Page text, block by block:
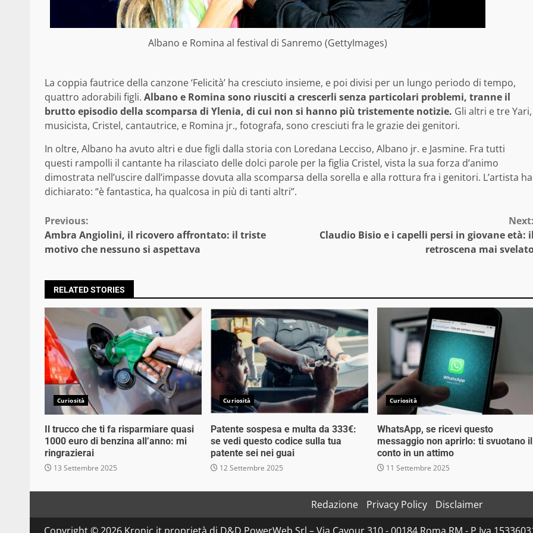
Albano e Romina al festival di Sanremo (GettyImages)
La coppia fautrice della canzone ‘Felicità’ ha cresciuto insieme, e poi divisi per un lungo periodo di tempo,
quattro adorabili figli. Albano e Romina sono riusciti a crescerli senza particolari problemi, tranne il
brutto episodio della scomparsa di Ylenia, di cui non si hanno più tristemente notizie. Gli altri e tre Yari,
musicista, Cristel, cantautrice, e Romina jr., fotografa, sono cresciuti fra le grazie dei genitori.
In oltre, Albano ha avuto altri e due figli dalla storia con Loredana Lecciso, Albano jr. e Jasmine. Fra tutti
questi rampolli il cantante ha rilasciato delle dolci parole per la figlia Cristel, vista la sua forza d’animo
dimostrata nell’uscire dall’impasse dovuta alla scomparsa della sorella e alla rottura fra i genitori. L’artista ha
dichiarato: “è fantastica, ha qualcosa in più di tanti altri”.
Continue
Reading
Previous:
Ambra Angiolini, il ricovero affrontato: il triste
motivo che nessuno si aspettava
Next:
Claudio Bisio e i capelli persi in giovane età: il
retroscena mai
RELATED STORIES
Curiosità
Il trucco che ti fa risparmiare quasi
1000 euro di benzina all’anno: mi
ringrazierai
13 Settembre 2025
Curiosità
Patente sospesa e multa da 333€:
se vedi questo codice sulla tua
patente sei nei guai
12 Settembre 2025
Curiosità
WhatsApp, se ricevi questo
messaggio non aprirlo: ti svuotano il
conto in un attimo
11 Settembre 2025
Redazione Privacy Policy
Disclaimer